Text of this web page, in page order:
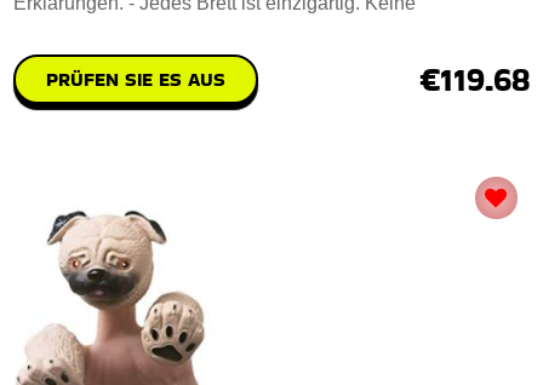
PRÜFEN SIE ES AUS €119.68